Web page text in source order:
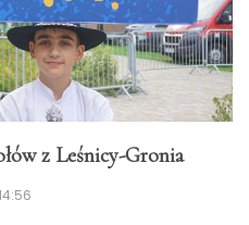
z Leśnicy-Gronia